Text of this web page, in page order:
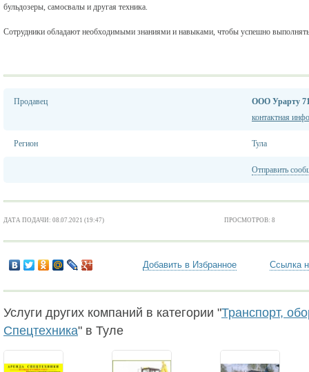
бульдозеры, самосвалы и другая техника.
Сотрудники обладают необходимыми знаниями и навыками, чтобы успешно
Продавец
ООО Урарту
контактная
Регион Тула
Отправить
ДАТА ПОДАЧИ: 08.07.2021 (19:47) ПРОСМОТРОВ: 8
Добавить в Избранное Ссылка
Услуги других компаний в категории "Транспорт,
Спецтехника" в Туле